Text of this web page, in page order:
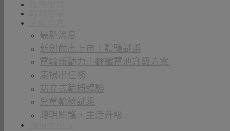
最新消息
新劍齒虎上市｜體驗試乘
電輪新動力｜鋰鐵電池升級方案
康揚出任務
站立式輪椅體驗
兒童輪椅試乘
聰明照護，生活升級